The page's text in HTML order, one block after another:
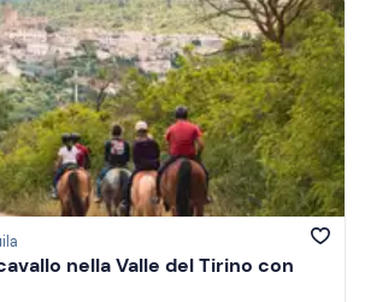
nella Valle del Tirino con